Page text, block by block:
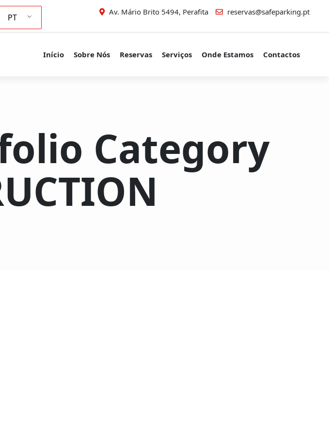
PT
Av. Mário Brito 5494, Perafita reservas@safeparking.pt
Início Sobre Nós Reservas Serviços Onde Estamos Contactos
Category